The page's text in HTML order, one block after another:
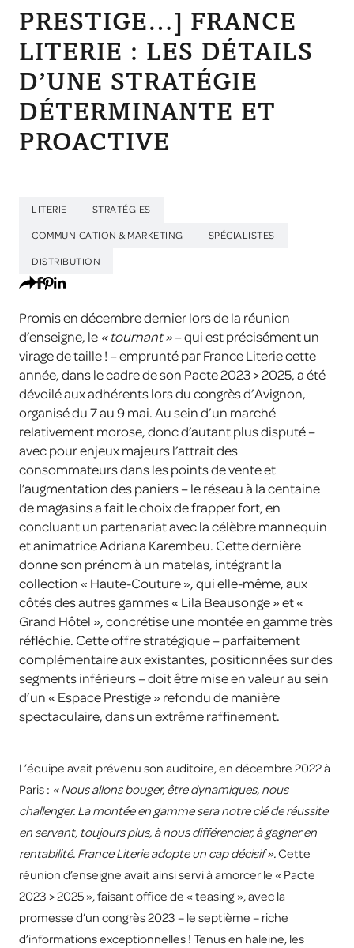
PRESTIGE…] FRANCE
LITERIE : LES DÉTAILS
D’UNE STRATÉGIE
DÉTERMINANTE ET
PROACTIVE
LITERIE STRATÉGIES
COMMUNICATION & MARKETING SPÉCIALISTES
DISTRIBUTION
Promis en décembre dernier lors de la réunion
d’enseigne, le « tournant »– qui est précisément un
virage de taille ! – emprunté par France Literie cette
année, dans le cadre de son Pacte 2023 > 2025, a été
dévoilé aux adhérents lors du congrès d’Avignon,
organisé du 7 au 9 mai. Au sein d’un marché
relativement morose, donc d’autant plus disputé –
avec pour enjeux majeurs l’attrait des
consommateurs dans les points de vente et
l’augmentation des paniers – le réseau à la centaine
de magasins a fait le choix de frapper fort, en
concluant un partenariat avec la célèbre mannequin
et animatrice Adriana Karembeu. Cette dernière
donne son prénom à un matelas, intégrant la
collection « Haute-Couture », qui elle-même, aux
côtés des autres gammes « Lila Beausonge » et «
Grand Hôtel », concrétise une montée en gamme très
réfléchie. Cette offre stratégique – parfaitement
complémentaire aux existantes, positionnées sur des
segments inférieurs – doit être mise en valeur au sein
d’un « Espace Prestige » refondu de manière
spectaculaire, dans un extrême raffinement.
L’équipe avait prévenu son auditoire,en décembre 2022 à
Paris : « Nous allons bouger, être dynamiques, nous
challenger. La montée en gamme sera notre clé de réussite
en servant, toujours plus, à nous différencier, à gagner en
rentabilité. France Literie adopte un cap décisif ».Cette
réunion d’enseigne avait ainsi servi à amorcer le « Pacte
2023 > 2025 », faisant office de « teasing », avec la
promesse d’un congrès 2023 – le septième – riche
d’informations exceptionnelles ! Tenus en haleine, les